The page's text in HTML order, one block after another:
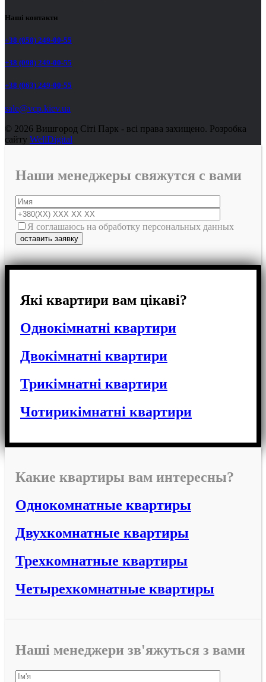
Наші контакти
+38 (050) 249-00-55
+38 (098) 249-00-55
+38 (063) 249-00-55
sale@vcp.kiev.ua
© 2026 Вишгород Сіті Парк - всі права захищено. Розробка
сайту WellDigital
Наши менеджеры свяжутся с вами
Я соглашаюсь на обработку персональных данных
Які квартири вам цікаві?
Однокімнатні квартири
Двокімнатні квартири
Трикімнатні квартири
Чотирикімнатні квартири
Какие квартиры вам интересны?
Однокомнатные квартиры
Двухкомнатные квартиры
Трехкомнатные квартиры
Четырехкомнатные квартиры
Наші менеджери зв'яжуться з вами